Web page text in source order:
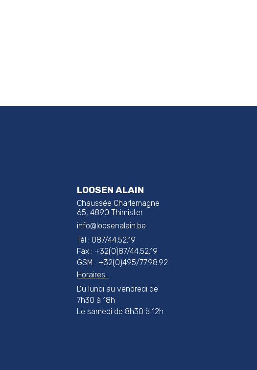
LOOSEN ALAIN
Chaussée Charlemagne
65, 4890 Thimister
info@loosenalain.be
Tél : 087/44.52.19
Fax : +32(0)87/44.52.19
GSM : +32(0)495/77.98.92
Horaires :
Du lundi au vendredi de
7h30 à 18h
Le samedi de 8h30 à 12h.